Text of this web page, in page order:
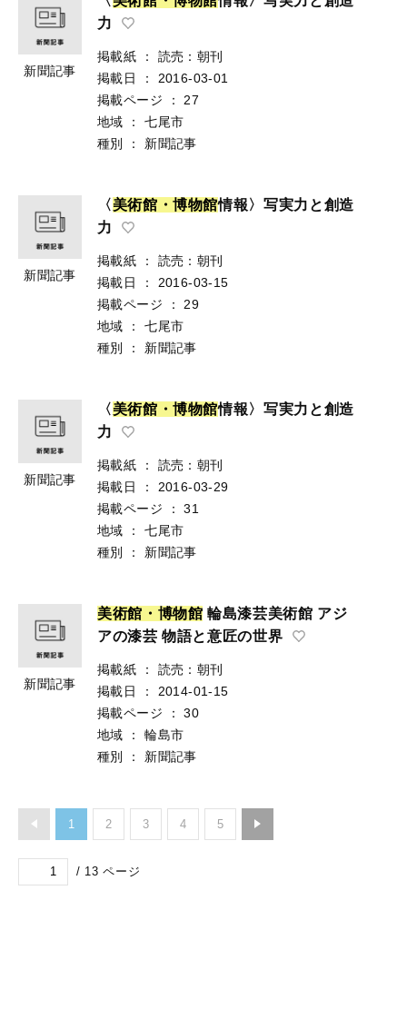
新聞記事
力
掲載紙 ：
読売：朝刊
掲載日
：
2016-03-01
掲載ページ
：
27
地域
：
七尾市
種別
： 新聞記事
新聞記事
〈 美術館 ・博物館情報〉写実力と創造
力
掲載紙 ：
読売：朝刊
掲載日
：
2016-03-15
掲載ページ
：
29
地域
：
七尾市
種別
： 新聞記事
新聞記事
〈 美術館 ・博物館情報〉写実力と創造
力
掲載紙 ：
読売：朝刊
掲載日
：
2016-03-29
掲載ページ
：
31
地域
：
七尾市
種別
： 新聞記事
新聞記事
美術館 ・ 博物館 輪島漆芸美術館 アジ
アの漆芸 物語と意匠の世界
掲載紙 ：
読売：朝刊
掲載日
：
2014-01-15
掲載ページ
：
30
地域
：
輪島市
種別
： 新聞記事
1 2 3 4 5
/ 13 ページ